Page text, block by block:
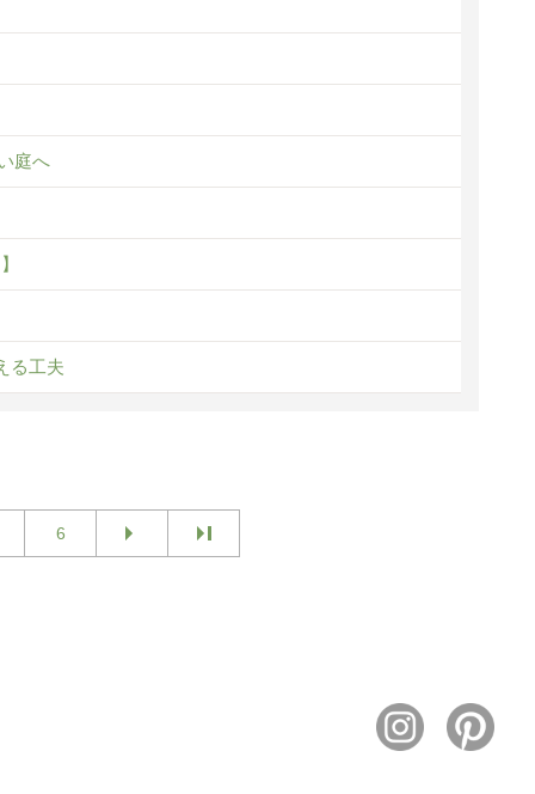
庭へ
る工夫
6